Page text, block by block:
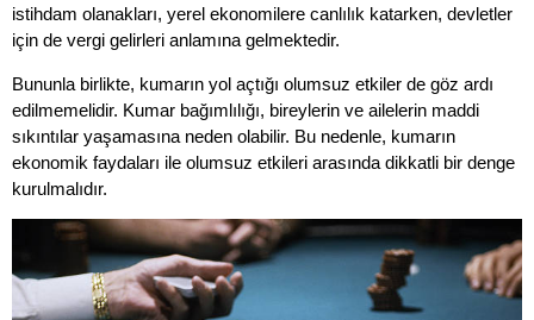
istihdam olanakları, yerel ekonomilere canlılık katarken, devletler
için de vergi gelirleri anlamına gelmektedir.
Bununla birlikte, kumarın yol açtığı olumsuz etkiler de göz ardı
edilmemelidir. Kumar bağımlılığı, bireylerin ve ailelerin maddi
sıkıntılar yaşamasına neden olabilir. Bu nedenle, kumarın
ekonomik faydaları ile olumsuz etkileri arasında dikkatli bir denge
kurulmalıdır.